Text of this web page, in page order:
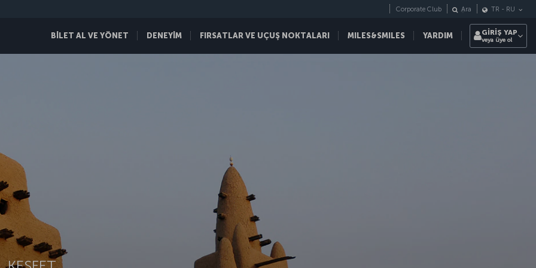
BİLET AL VE YÖNET DENEYİM FIRSATLAR VE UÇUŞ NOKTALARI MILES&SMILES YARDIM
Corporate Club Ara TR - RU
GİRİŞ YAP
veya üye ol